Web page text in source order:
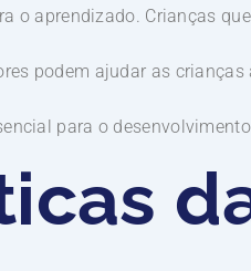
o aprendizado. Crianças
podem ajudar as crianças
para o